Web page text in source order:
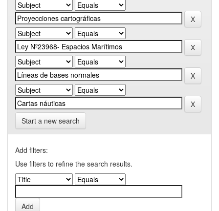
Start a new search
Add filters:
Use filters to refine the search results.